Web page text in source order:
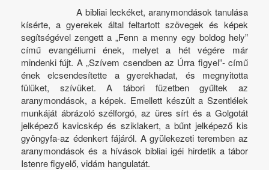
A bibliai leckéket, aranymondások tanulása
kísérte, a gyerekek által feltartott szövegek és képek
segítségével zengett a „Fenn a menny egy boldog hely”
című evangéliumi ének, melyet a hét végére már
mindenki fújt. A „Szívem csendben az Úrra figyel”- című
ének elcsendesítette a gyerekhadat, és megnyitotta
fülüket, szívüket. A tábori füzetben gyűltek az
aranymondások, a képek. Emellett készült a Szentlélek
munkáját ábrázoló szélforgó, az üres sírt és a Golgotát
jelképező kavicskép és sziklakert, a bűnt jelképező kis
gyöngyfa-az édenkert fájáról. A gyülekezeti teremben az
aranymondások és a hívások bibliai igéi hirdetik a tábor
Istenre figyelő, vidám hangulatát.